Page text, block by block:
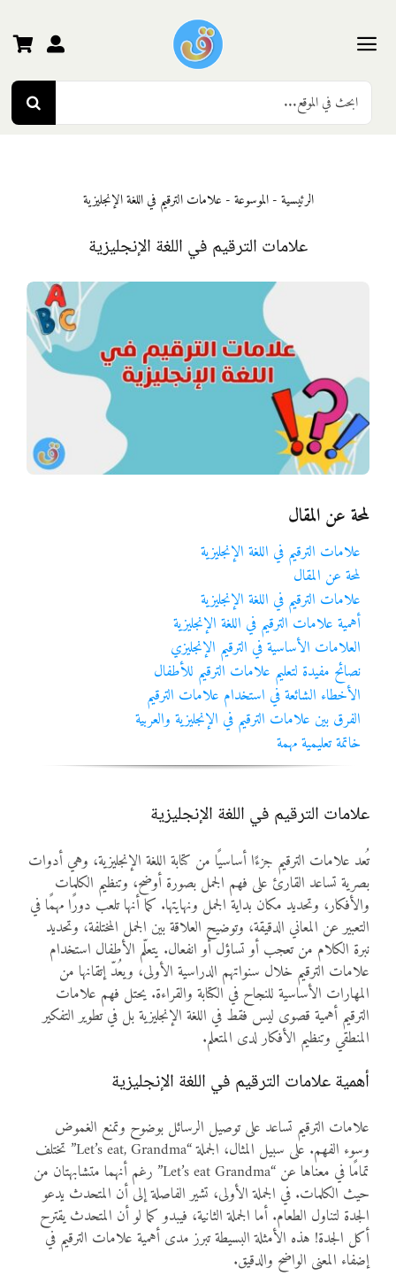
content
Toggle
Navigation
الرئيسية
المرحلة الثالثة
المواد
أنواع الموارد
الألعاب التفاعلية
Search
for:
الرئيسية-الموسوعة- علامات الترقيم في اللغة الإنجليزية
علامات الترقيم في اللغة الإنجليزية
لمحة عن المقال
علامات الترقيم في اللغة الإنجليزية
لمحة عن المقال
علامات الترقيم في اللغة الإنجليزية
أهمية علامات الترقيم في اللغة الإنجليزية
العلامات الأساسية في الترقيم الإنجليزي
نصائح مفيدة لتعليم علامات الترقيم للأطفال
الأخطاء الشائعة في استخدام علامات الترقيم
الفرق بين علامات الترقيم في الإنجليزية والعربية
خاتمة تعليمية مهمة
علامات الترقيم في اللغة الإنجليزية
تُعد علامات الترقيم جزءًا أساسيًا من كتابة اللغة الإنجليزية، وهي أدوات
بصرية تساعد القارئ على فهم الجمل بصورة أوضح، وتنظيم الكلمات
والأفكار، وتحديد مكان بداية الجمل ونهايتها. كما أنها تلعب دورًا مهمًا في
التعبير عن المعاني الدقيقة، وتوضيح العلاقة بين الجمل المختلفة، وتحديد
نبرة الكلام من تعجب أو تساؤل أو انفعال. يتعلّم الأطفال استخدام
علامات الترقيم خلال سنواتهم الدراسية الأولى، ويعُدّ إتقانها من
المهارات الأساسية للنجاح في الكتابة والقراءة. يحتل فهم علامات
الترقيم أهمية قصوى ليس فقط في اللغة الإنجليزية بل في تطوير التفكير
المنطقي وتنظيم الأفكار لدى المتعلم.
أهمية علامات الترقيم في اللغة الإنجليزية
علامات الترقيم تساعد على توصيل الرسائل بوضوح وتمنع الغموض
وسوء الفهم. على سبيل المثال، الجملة “Let’s eat, Grandma” تختلف
تمامًا في معناها عن “Let’s eat Grandma” رغم أنهما متشابهتان من
حيث الكلمات. في الجملة الأولى، تشير الفاصلة إلى أن المتحدث يدعو
الجدة لتناول الطعام. أما الجملة الثانية، فيبدو كما لو أن المتحدث يقترح
أكل الجدة! هذه الأمثلة البسيطة تبرز مدى أهمية علامات الترقيم في
إضفاء المعنى الواضح والدقيق.